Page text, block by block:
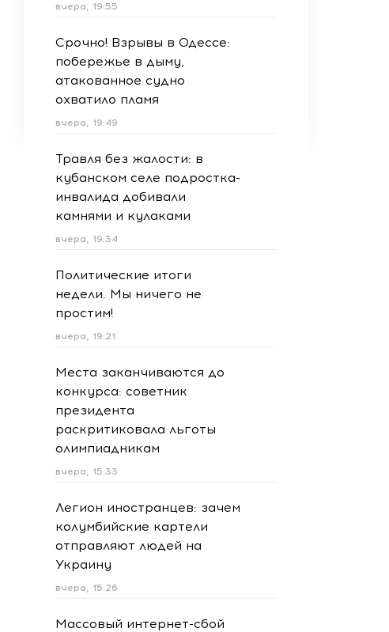
вчера, 19:55
Срочно! Взрывы в Одессе:
побережье в дыму,
атакованное судно
охватило пламя
вчера, 19:49
Травля без жалости: в
кубанском селе подростка-
инвалида добивали
камнями и кулаками
вчера, 19:34
Политические итоги
недели. Мы ничего не
простим!
вчера, 19:21
Места заканчиваются до
конкурса: советник
президента
раскритиковала льготы
олимпиадникам
вчера, 15:33
Легион иностранцев: зачем
колумбийские картели
отправляют людей на
Украину
вчера, 15:26
Массовый интернет-сбой